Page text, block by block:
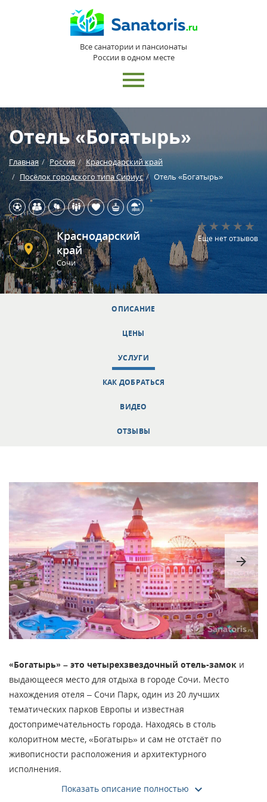
Все санатории и пансионаты
России в одном месте
Отель «Богатырь»
Главная Россия
Краснодарский край
Посёлок городского типа Сириус
Отель «Богатырь»
Краснодарский
край
Сочи
Еще нет отзывов
ОПИСАНИЕ
ЦЕНЫ
УСЛУГИ
КАК ДОБРАТЬСЯ
ВИДЕО
ОТЗЫВЫ
arrow_forward
«Богатырь» – это четырехзвездочный отель-замок и
выдающееся место для отдыха в городе Сочи. Место
нахождения отеля – Сочи Парк, один из 20 лучших
тематических парков Европы и известная
достопримечательность города. Находясь в столь
колоритном месте, «Богатырь» и сам не отстаёт по
живописности расположения и архитектурного
исполнения.
Гостиница удобно расположена, для прогулок доступны как
Показать описание полностью